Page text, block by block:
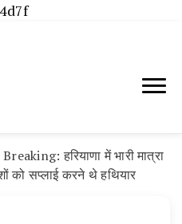
की ताजा खबरें
Haryana Live, Live
Today, Latest News
News, Hansi News
हरियाणा में भारी मात्रा
को सप्लाई करने थे हथियार